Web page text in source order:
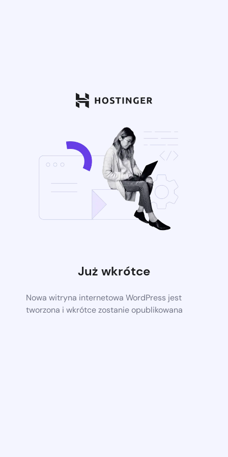
Już wkrótce
Nowa witryna internetowa WordPress jest
tworzona i wkrótce zostanie opublikowana